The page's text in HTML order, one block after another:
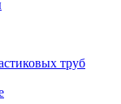
труб